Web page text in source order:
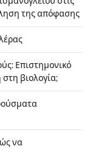
της απόφασης
Επιστημονικό
βιολογία;
να